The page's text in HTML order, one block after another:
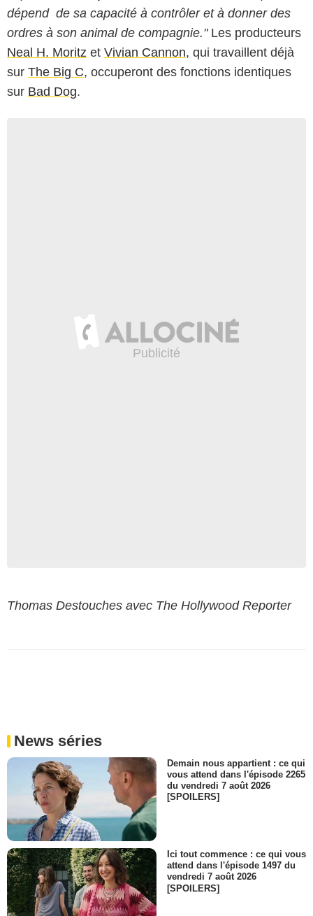
dépend de sa capacité à contrôler et à donner des
ordres à son animal de compagnie."Les producteurs
Neal H. Moritz et Vivian Cannon, qui travaillent déjà
sur The Big C, occuperont des fonctions identiques
sur Bad Dog.
Thomas Destouches avec The Hollywood Reporter
News séries
Demain nous appartient : ce qui
vous attend dans l'épisode 2265
du vendredi 7 août 2026
[SPOILERS]
Ici tout commence : ce qui vous
attend dans l'épisode 1497 du
vendredi 7 août 2026
[SPOILERS]